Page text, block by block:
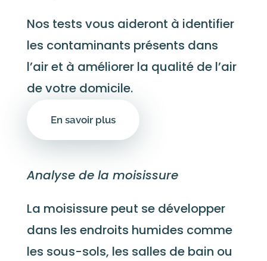
Nos tests vous aideront à identifier
les contaminants présents dans
l’air et à améliorer la qualité de l’air
de votre domicile.
En savoir plus
Analyse de la moisissure
La moisissure peut se développer
dans les endroits humides comme
les sous-sols, les salles de bain ou